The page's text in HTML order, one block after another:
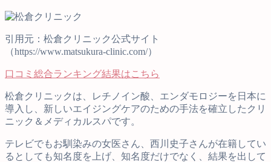
引用元：松倉クリニック公式サイト
（https://www.matsukura-clinic.com/）
口コミ総合ランキング結果はこちら
松倉クリニックは、レチノイン酸、エンダモロジーを日本に
導入し、新しいエイジングケアのための手法を確立したクリ
ニック＆メディカルスパです。
テレビでもお馴染みの女医さん、西川史子さんが在籍してい
るとしても知名度を上げ、知名度だけでなく、結果を出して